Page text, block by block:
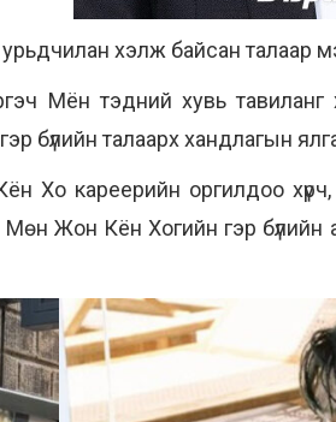
хэлж байсан талаар
Мён тэдний хувь тавиланг
бүлийн талаарх хандлагын
Хо кареерийн оргилдоо хүрч,
Жон Кён Хогийн гэр бүлийн